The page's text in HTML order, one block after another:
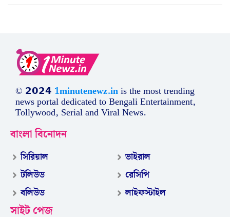
© 𝟮𝟬𝟮𝟰 1minutenewz.inis the most trending
news portal dedicated to Bengali Entertainment,
Tollywood, Serial and Viral News.
বাংলা বিনোদন
সিরিয়াল
টলিউড
বলিউড
ভাইরাল
রেসিপি
লাইফস্টাইল
সাইট পেজ